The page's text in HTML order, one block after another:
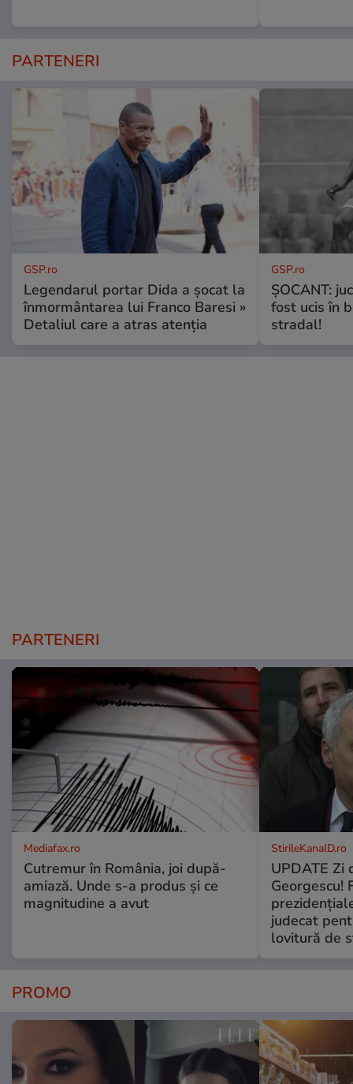
PARTENERI
GSP.ro
Legendarul portar Dida a șocat la
înmormântarea lui Franco Baresi »
Detaliul care a atras atenția
GSP.ro
ȘOCANT:
fost ucis în
stradal!
PARTENERI
Mediafax.ro
Cutremur în România, joi după-
amiază. Unde s-a produs și ce
magnitudine a avut
StirileKanalD.ro
UPDATE Zi
Georgescu!
judecat
lovitură de
PROMO